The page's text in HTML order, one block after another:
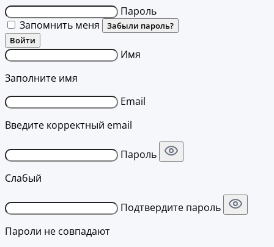
Пароль
Запомнить меня
Забыли пароль?
Войти
Имя
Заполните имя
Email
Введите корректный email
Пароль
Слабый
Подтвердите пароль
Пароли не совпадают